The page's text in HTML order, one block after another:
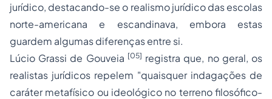
jurídico, destacando-se o realismo jurídico das escolas
norte-americana e escandinava, embora estas
guardem algumas diferenças entre si.
Lúcio Grassi de Gouveia [05] registra que, no geral, os
realistas jurídicos repelem "quaisquer indagações de
caráter metafísico ou ideológico no terreno filosófico-